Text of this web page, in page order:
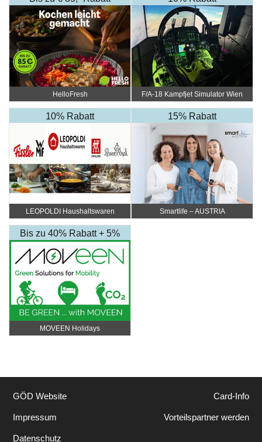
HelloFresh F/A-18 Kampfjet Simulator Wien
10% Rabatt
LEOPOLDI Haushaltswaren
15% Rabatt
Smartlife – AUSTRIA
Bis zu 40% Rabatt + 5%
Rabatt Extra
MOVEEN Holidays
GÖD Website
Impressum
Datenschutz
Card-Info
Vorteilspartner werden